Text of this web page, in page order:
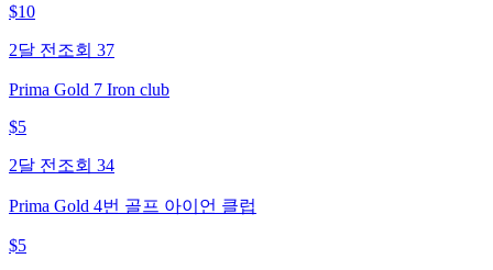
$10
2달 전 조회 37
Prima Gold 7 Iron club
$5
2달 전 조회 34
Prima Gold 4번 골프 아이언 클럽
$5